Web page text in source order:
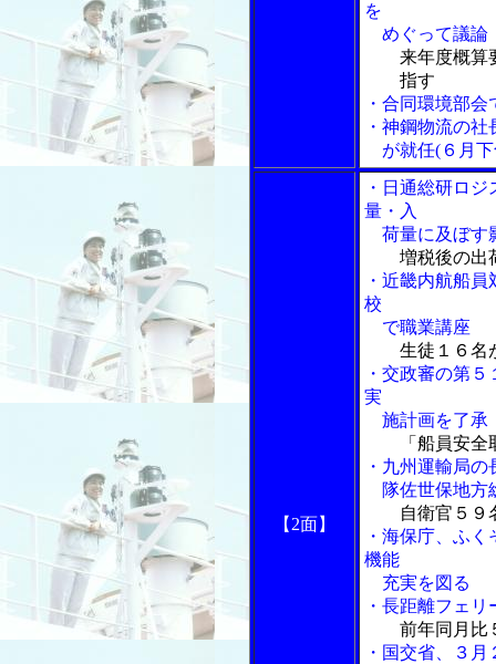
を
めぐって議論
来年度概算
指す
・合同環境部
・神鋼物流の
が就任(６月下
【2面】
・日通総研ロ
量・入
荷量に及ぼす
増税後の出荷
・近畿内航船
校
で職業講座
生徒１６名
・交政審の第
実
施計画を了承
「船員安
・九州運輸局
隊佐世保地方
自衛官５９
・海保庁、ふ
機能
充実を図る
・長距離フェ
前年同月比
・国交省、３